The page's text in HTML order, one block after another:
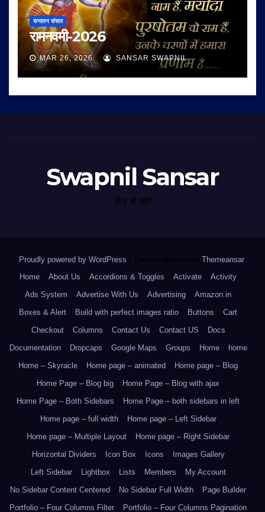
सनातन संसार
रामनवमी-2026
MAR 26, 2026 SANSAR SWAPNIL
Swapnil Sansar
भीड़ से जुदा
Proudly powered by WordPress Theme: Newsup by Themeansar.
Home
About Us Accordions & Toggles Activate
Activity
Ads System
Advertise With Us Advertising
Amazon.in
Boxes & Alert
Build with perfect images ratio Buttons
Cart
Checkout
Columns Contact Us Contact US
Docs
Documentation
Dropcaps Google Maps Groups Home
home
Home – Skyracle
Home page – animated
Home page – Blog
Home Page – Blog big
Home Page – Blog with ajax
Home Page – Both Sidebars
Home Page – both sidebars in left
Home page – full width
Home page – Left Sidebar
Home page – Multiple Layout
Home page – Right Sidebar
Horizontal Dividers
Icon Box Icons
Images Gallery
Left Sidebar
Lightbox Lists Members
My Account
No Sidebar Content Centered
No Sidebar Full Width
Page Builder
Portfolio – Four Columns Filter
Portfolio – Four Columns Pagination